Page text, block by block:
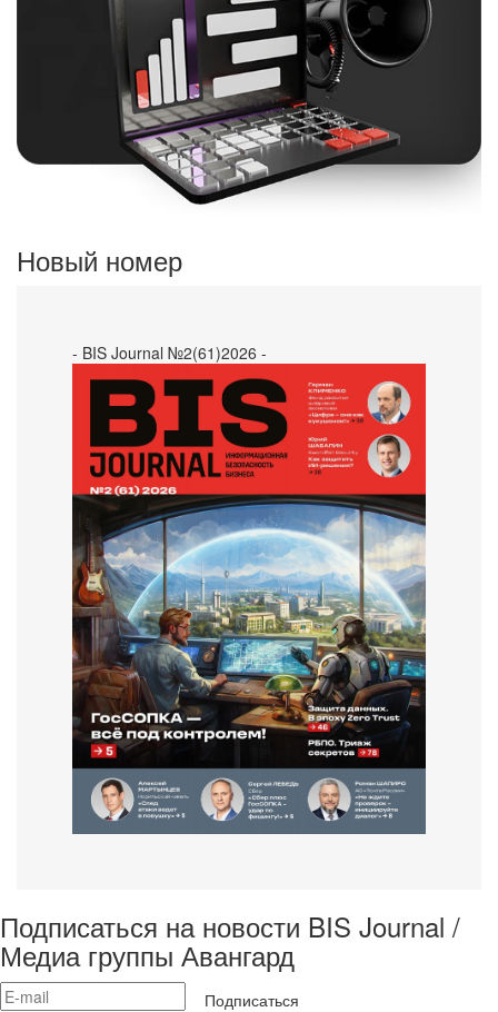
Новый номер
- BIS Journal №2(61)2026 -
Подписаться на новости BIS Journal /
Медиа группы Авангард
Подписаться